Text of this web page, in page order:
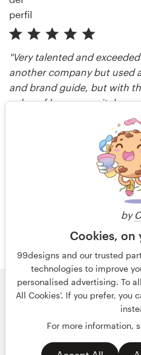
by
Cookies, on
99designs and our trusted
technologies to improve
personalised advertising. To
All Cookies'. If you prefer, you
For more information,
"Very talented and
another company but used
and brand guide, but with
value of human capital
Más
© 99designs
Términos y condiciones
español